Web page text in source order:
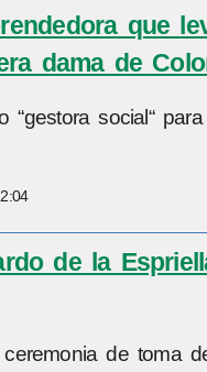
que
dama de
“gestora social“
de la
de toma